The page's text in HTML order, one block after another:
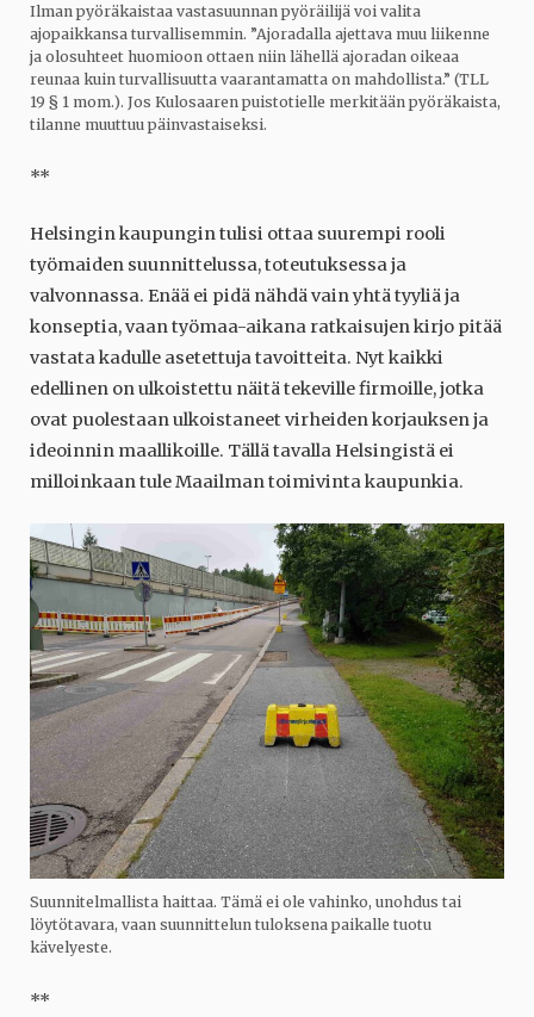
Ilman pyöräkaistaa vastasuunnan pyöräilijä voi valita
ajopaikkansa turvallisemmin. ”Ajoradalla ajettava muu liikenne
ja olosuhteet huomioon ottaen niin lähellä ajoradan oikeaa
reunaa kuin turvallisuutta vaarantamatta on mahdollista.” (TLL
19 § 1 mom.). Jos Kulosaaren puistotielle merkitään pyöräkaista,
tilanne muuttuu päinvastaiseksi.
**
Helsingin kaupungin tulisi ottaa suurempi rooli
työmaiden suunnittelussa, toteutuksessa ja
valvonnassa. Enää ei pidä nähdä vain yhtä tyyliä ja
konseptia, vaan työmaa-aikana ratkaisujen kirjo pitää
vastata kadulle asetettuja tavoitteita. Nyt kaikki
edellinen on ulkoistettu näitä tekeville firmoille, jotka
ovat puolestaan ulkoistaneet virheiden korjauksen ja
ideoinnin maallikoille. Tällä tavalla Helsingistä ei
milloinkaan tule Maailman toimivinta kaupunkia.
Suunnitelmallista haittaa. Tämä ei ole vahinko, unohdus tai
löytötavara, vaan suunnittelun tuloksena paikalle tuotu
kävelyeste.
**